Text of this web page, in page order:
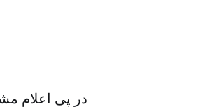
در پی اعلام